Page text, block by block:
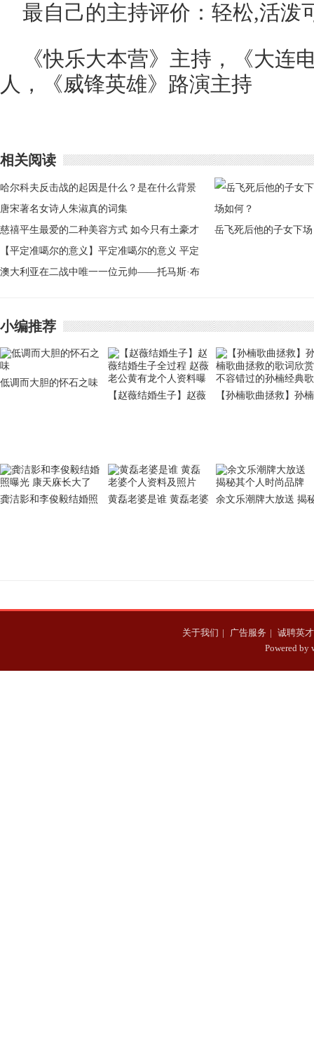
最自己的主持评价：轻松,活泼
《快乐大本营》主持，《大连
人，《威锋英雄》路演主持
相关阅读
哈尔科夫反击战的起因是什么？是在什么背景
下发生的
唐宋著名女诗人朱淑真的词集
慈禧平生最爱的二种美容方式 如今只有土豪才
敢
【平定准噶尔的意义】平定准噶尔的意义 平定
准噶尔的评价是什么
澳大利亚在二战中唯一一位元帅——托马斯·布
岳飞死后他的子女下场
小编推荐
低调而大胆的怀石之味
【赵薇结婚生子】赵薇
【孙楠歌曲拯救】孙楠
龚洁影和李俊毅结婚照
黄磊老婆是谁 黄磊老婆
余文乐潮牌大放送 揭
关于我们 | 广告服务 | 诚聘英才
Powered by